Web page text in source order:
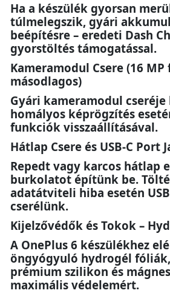
Ha a készülék gyorsan
túlmelegszik, gyári
beépítésre – eredeti Dash
gyorstöltés támogatással.
Kameramodul Csere (16 MP
másodlagos)
Gyári kameramodul cseréje
homályos képrögzítés
funkciók visszaállításával.
Hátlap Csere és USB-C Port
Repedt vagy karcos hátlap
burkolatot építünk be.
adatátviteli hiba esetén
cserélünk.
Kijelzővédők és Tokok –
A OnePlus 6 készülékhez
öngyógyuló hydrogél
prémium szilikon és
maximális védelemért.